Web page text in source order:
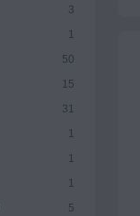
3
1
50
15
31
1
1
1
5